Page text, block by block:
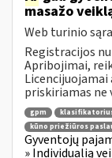
masažo
Web turinio
Registracijos
Apribojimai,
priskiriamas ne
gpm
kūno priežiūros
Gyventojų
» Individualią